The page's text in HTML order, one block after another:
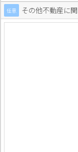
任意 その他不動産に